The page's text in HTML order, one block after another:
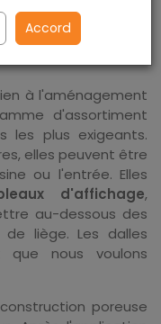
murales en
à l'aménagement
d'assortiment
les plus exigeants.
elles peuvent être
ou l'entrée. Elles
d'affichage,
au-dessous des
liège. Les dalles
que nous voulons
poreuse
Accord